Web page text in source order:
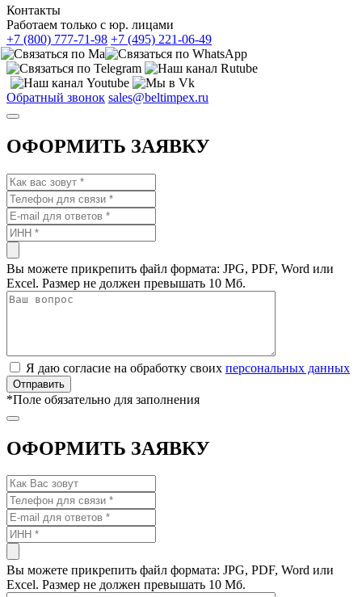
Контакты
Работаем только с юр. лицами
+7 (800) 777-71-98 +7 (495) 221-06-49
Обратный звонок sales@beltimpex.ru
ОФОРМИТЬ ЗАЯВКУ
Вы можете прикрепить файл формата: JPG, PDF, Word или
Excel. Размер не должен превышать 10 Мб.
Я даю согласие на обработку своих персональных данных
*Поле обязательно для заполнения
ОФОРМИТЬ ЗАЯВКУ
Вы можете прикрепить файл формата: JPG, PDF, Word или
Excel. Размер не должен превышать 10 Мб.